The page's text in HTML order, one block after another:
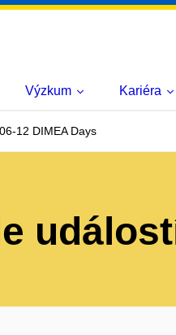
Výzkum Kariéra
12 DIMEA Days